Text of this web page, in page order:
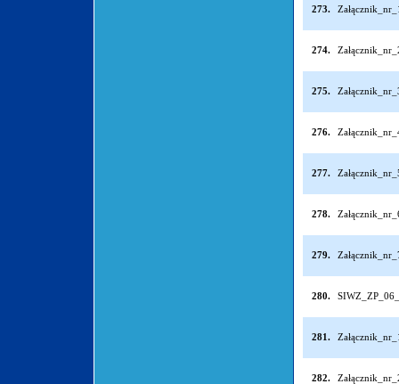
273.
274.
275.
276.
277.
278.
279.
280.
281.
282.